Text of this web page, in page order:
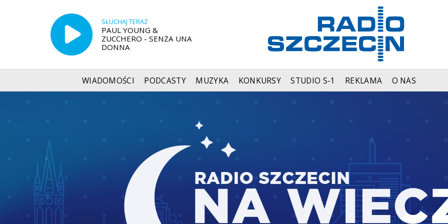
SŁUCHAJ TERAZ
PAUL YOUNG &
ZUCCHERO - SENZA UNA
DONNA
WIADOMOŚCI PODCASTY MUZYKA KONKURSY STUDIO S-1 REKLAMA O NAS